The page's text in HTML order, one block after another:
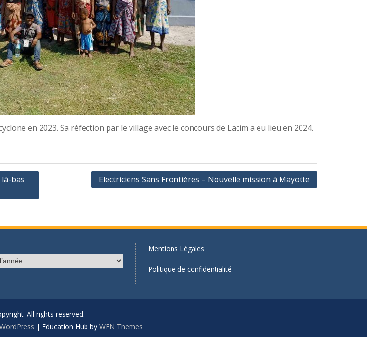
en 2023. Sa réfection par le village avec le concours de Lacim a eu lieu en 2024.
bas
Electriciens Sans Frontiéres – Nouvelle mission à Mayotte
Mentions Légales
Politique de confidentialité
All rights reserved.
| Education Hub by WEN Themes